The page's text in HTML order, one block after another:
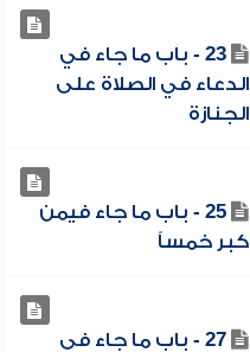
23 - باب ما جاء في
الدعاء في الصلاة على
الجنازة
25 - باب ما جاء فيمن
كبر خمساً
27 - باب ما جاء في